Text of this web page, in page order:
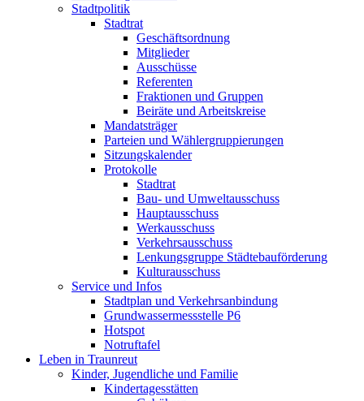
Stadtpolitik
Stadtrat
Geschäftsordnung
Mitglieder
Ausschüsse
Referenten
Fraktionen und Gruppen
Beiräte und Arbeitskreise
Mandatsträger
Parteien und Wählergruppierungen
Sitzungskalender
Protokolle
Stadtrat
Bau- und Umweltausschuss
Hauptausschuss
Werkausschuss
Verkehrsausschuss
Lenkungsgruppe Städtebauförderung
Kulturausschuss
Service und Infos
Stadtplan und Verkehrsanbindung
Grundwassermessstelle P6
Hotspot
Notruftafel
Leben in Traunreut
Kinder, Jugendliche und Familie
Kindertagesstätten